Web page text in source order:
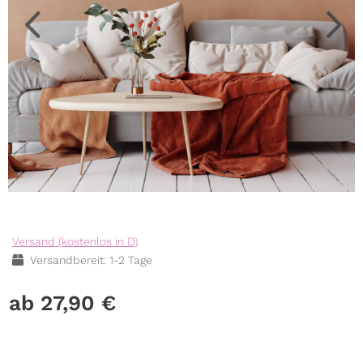
Versand (kostenlos in D)
Versandbereit: 1-2 Tage
27,90 €